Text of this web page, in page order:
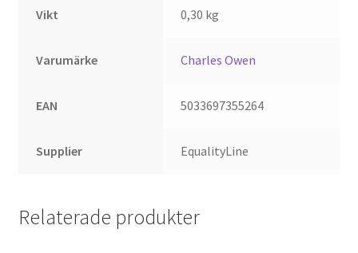
Vikt 0,30 kg
Varumärke Charles Owen
EAN 5033697355264
Supplier EqualityLine
Relaterade produkter